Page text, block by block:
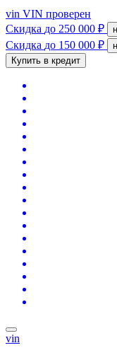
vin VIN проверен
Скидка до 250 000 ₽
Скидка до 150 000 ₽
Купить в кредит
vin